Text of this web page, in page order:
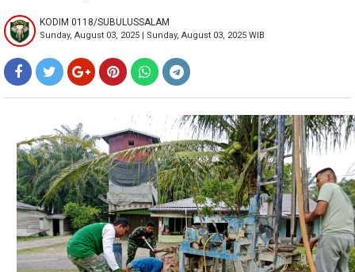
KODIM 0118/SUBULUSSALAM
Sunday, August 03, 2025 | Sunday, August 03, 2025 WIB